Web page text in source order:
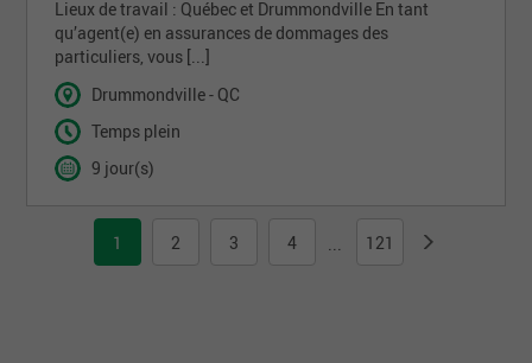
Lieux de travail : Québec et Drummondville En tant
qu’agent(e) en assurances de dommages des
particuliers, vous [...]
Drummondville - QC
Temps plein
9 jour(s)
1 2 3 4 ... 121